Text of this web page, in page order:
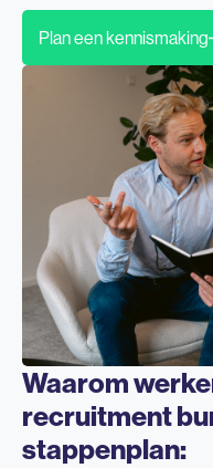
Plan een kennismaking
Waarom
recruitment
stappenplan: